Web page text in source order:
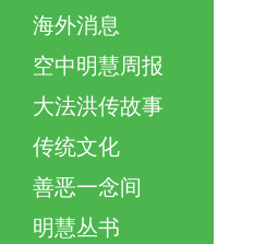
海外消息
空中明慧周报
大法洪传故事
传统文化
善恶一念间
明慧丛书